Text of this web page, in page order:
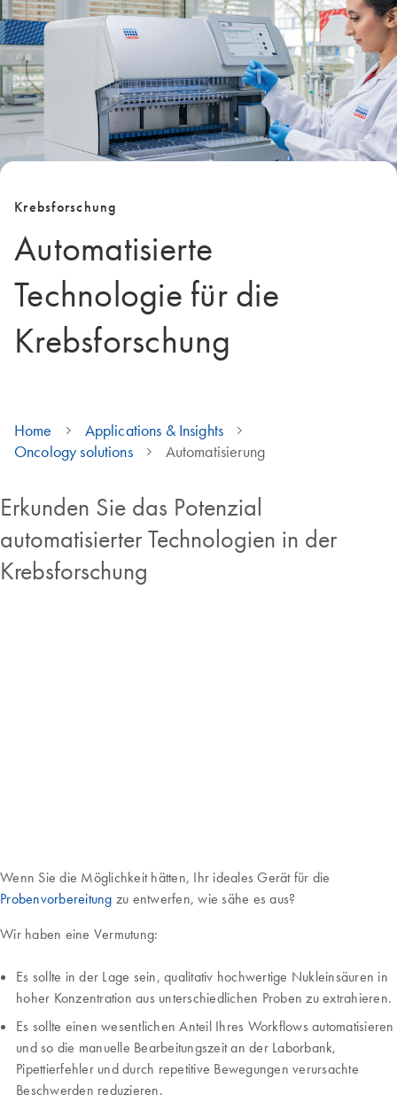
Krebsforschung
Automatisierte
Technologie für die
Krebsforschung
Home
Applications & Insights
Oncology solutions
Automatisierung
Erkunden Sie das Potenzial
automatisierter Technologien in der
Krebsforschung
Wenn Sie die Möglichkeit hätten, Ihr ideales Gerät für die
Probenvorbereitung zu entwerfen, wie sähe es aus?
Wir haben eine Vermutung:
Es sollte in der Lage sein, qualitativ hochwertige Nukleinsäuren in
hoher Konzentration aus unterschiedlichen Proben zu extrahieren.
Es sollte einen wesentlichen Anteil Ihres Workflows automatisieren
und so die manuelle Bearbeitungszeit an der Laborbank,
Pipettierfehler und durch repetitive Bewegungen verursachte
Beschwerden reduzieren.